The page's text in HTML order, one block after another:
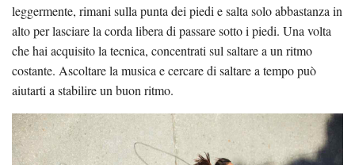
leggermente, rimani sulla punta dei piedi e salta solo abbastanza in
alto per lasciare la corda libera di passare sotto i piedi. Una volta
che hai acquisito la tecnica, concentrati sul saltare a un ritmo
costante. Ascoltare la musica e cercare di saltare a tempo può
aiutarti a stabilire un buon ritmo.